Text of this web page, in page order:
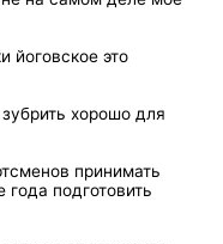
йоговское это
хорошо для
принимать
года подготовить